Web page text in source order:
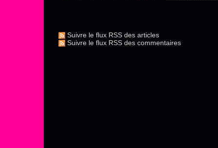
Suivre le flux RSS des articles
Suivre le flux RSS des commentaires